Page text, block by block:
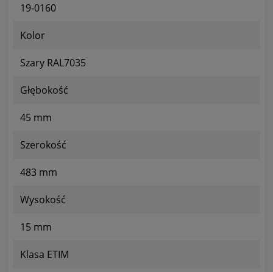
19-0160
Kolor
Szary RAL7035
Głębokość
45 mm
Szerokość
483 mm
Wysokość
15 mm
Klasa ETIM